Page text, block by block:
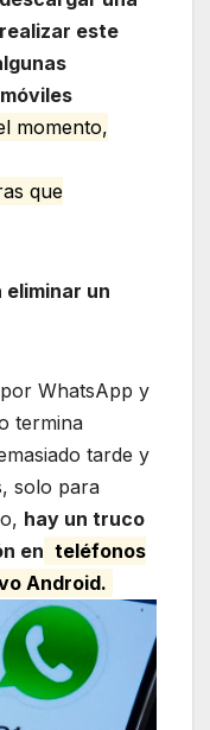
este
momento,
que
un
WhatsApp y
termina
tarde y
solo para
hay un truco
en teléfonos
Android.